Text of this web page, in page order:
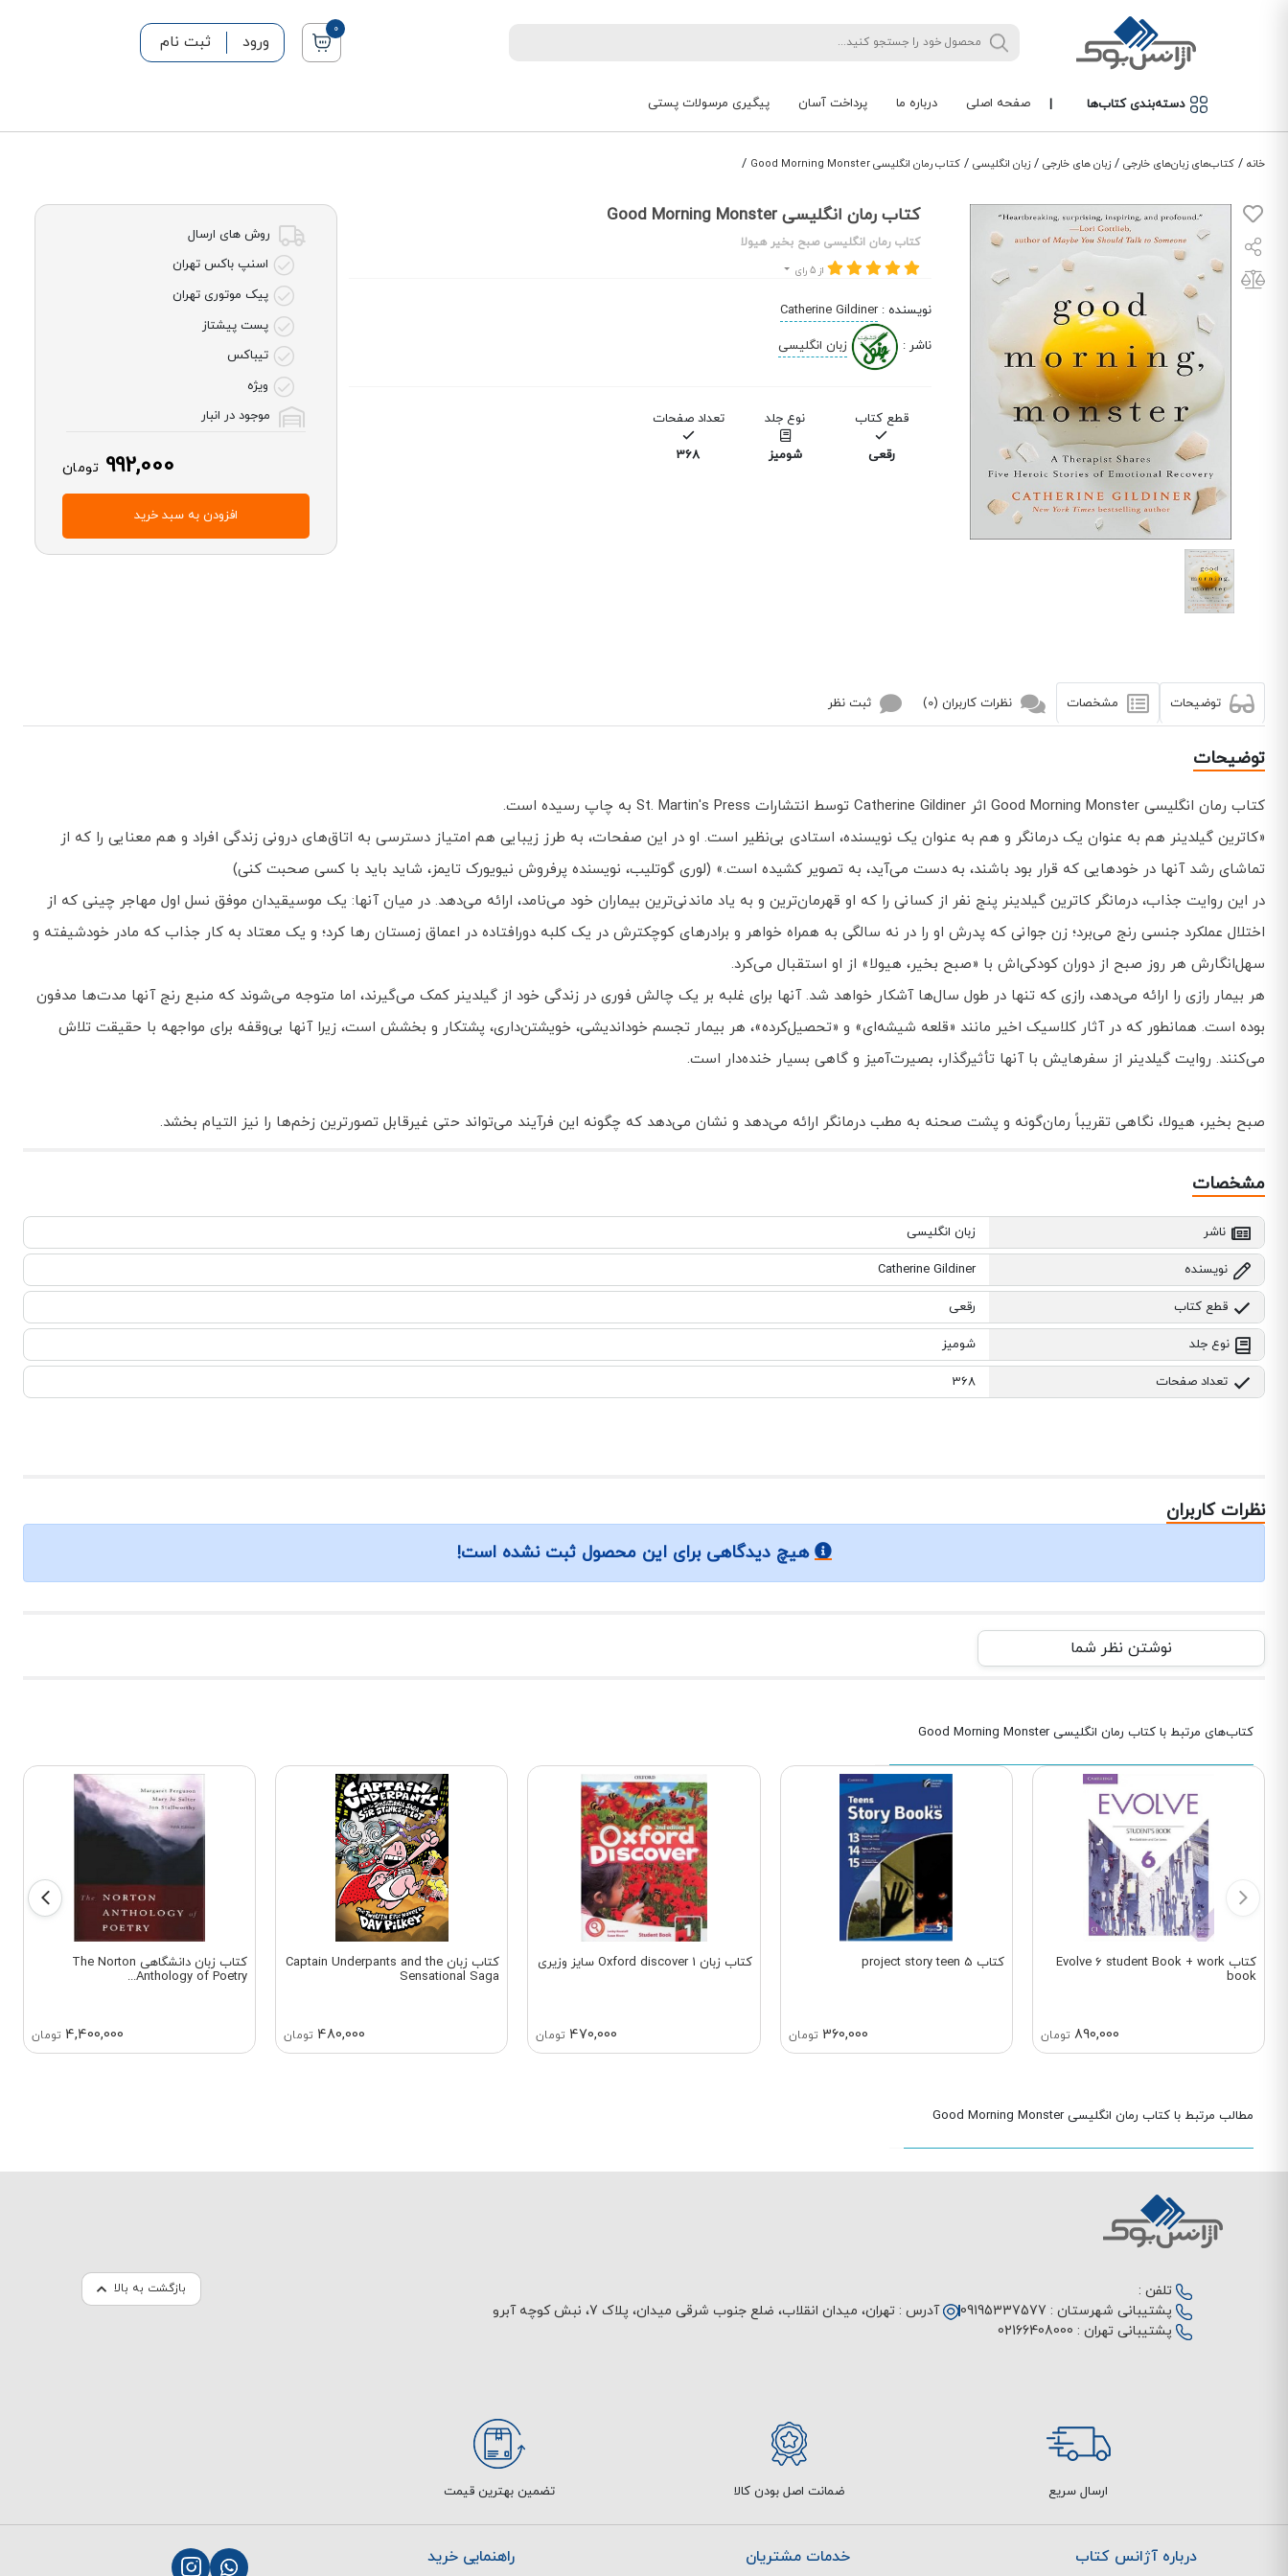
0
ورود ثبت نام
دسته‌بندی کتاب‌ها | صفحه اصلی درباره ما پرداخت آسان پیگیری مرسولات پستی
خانه / کتاب‌های زبان‌های خارجی / زبان های خارجی / زبان انگلیسی / کتاب رمان انگلیسی Good Morning Monster /
کتاب رمان انگلیسی Good Morning Monster
کتاب رمان انگلیسی صبح بخیر هیولا
از 5 رای
نویسنده :
Catherine Gildiner
ناشر : زبان انگلیسی
قطع کتاب
رقعی
نوع جلد
شومیز
تعداد صفحات
368
روش های ارسال
اسنپ باکس تهران
پیک موتوری تهران
پست پیشتاز
تیباکس
ویژه
موجود در انبار
992,000 تومان
افزودن به سبد خرید
توضیحات مشخصات نظرات کاربران (0) ثبت نظر
توضیحات
کتاب رمان انگلیسی Good Morning Monster اثر Catherine Gildiner توسط انتشارات St. Martin's Press به چاپ رسیده است.
«کاترین گیلدینر هم به عنوان یک درمانگر و هم به عنوان یک نویسنده، استادی بی‌نظیر است. او در این صفحات، به طرز زیبایی هم امتیاز دسترسی به اتاق‌های درونی زندگی افراد و هم معنایی را که از
تماشای رشد آنها در خودهایی که قرار بود باشند، به دست می‌آید، به تصویر کشیده است.» (لوری گوتلیب، نویسنده پرفروش نیویورک تایمز، شاید باید با کسی صحبت کنی)
در این روایت جذاب، درمانگر کاترین گیلدینر پنج نفر از کسانی را که او قهرمان‌ترین و به یاد ماندنی‌ترین بیماران خود می‌نامد، ارائه می‌دهد. در میان آنها: یک موسیقیدان موفق نسل اول مهاجر چینی که از
اختلال عملکرد جنسی رنج می‌برد؛ زن جوانی که پدرش او را در نه سالگی به همراه خواهر و برادرهای کوچکترش در یک کلبه دورافتاده در اعماق زمستان رها کرد؛ و یک معتاد به کار جذاب که مادر خودشیفته و
سهل‌انگارش هر روز صبح از دوران کودکی‌اش با «صبح بخیر، هیولا» از او استقبال می‌کرد.
هر بیمار رازی را ارائه می‌دهد، رازی که تنها در طول سال‌ها آشکار خواهد شد. آنها برای غلبه بر یک چالش فوری در زندگی خود از گیلدینر کمک می‌گیرند، اما متوجه می‌شوند که منبع رنج آنها مدت‌ها مدفون
بوده است. همانطور که در آثار کلاسیک اخیر مانند «قلعه شیشه‌ای» و «تحصیل‌کرده»، هر بیمار تجسم خوداندیشی، خویشتن‌داری، پشتکار و بخشش است، زیرا آنها بی‌وقفه برای مواجهه با حقیقت تلاش
می‌کنند. روایت گیلدینر از سفرهایش با آنها تأثیرگذار، بصیرت‌آمیز و گاهی بسیار خنده‌دار است.
صبح بخیر، هیولا، نگاهی تقریباً رمان‌گونه و پشت صحنه به مطب درمانگر ارائه می‌دهد و نشان می‌دهد که چگونه این فرآیند می‌تواند حتی غیرقابل تصورترین زخم‌ها را نیز التیام بخشد.
مشخصات
ناشر زبان انگلیسی
نویسنده Catherine Gildiner
قطع کتاب رقعی
نوع جلد شومیز
تعداد صفحات 368
نظرات کاربران
هیچ دیدگاهی برای این محصول ثبت نشده است!
نوشتن نظر شما
کتاب‌های مرتبط با کتاب رمان انگلیسی Good Morning Monster
کتاب Evolve 6 student Book + work
book
890,000 تومان
کتاب project story teen 5
360,000 تومان
کتاب زبان Oxford discover 1 سایز وزیری
470,000 تومان
کتاب زبان Captain Underpants and the
Sensational Saga
480,000 تومان
کتاب زبان دانشگاهی The Norton
Anthology of Poetry...
4,400,000 تومان
مطالب مرتبط با کتاب رمان انگلیسی Good Morning Monster
بازگشت به بالا
تلفن :
پشتیبانی شهرستان : 09195337577
پشتیبانی تهران : 02166408000
آدرس : تهران، میدان انقلاب، ضلع جنوب شرقی میدان، پلاک 7، نبش کوچه آبرو
ارسال سریع ضمانت اصل بودن کالا تضمین بهترین قیمت
درباره آژانس کتاب خدمات مشتریان راهنمایی خرید